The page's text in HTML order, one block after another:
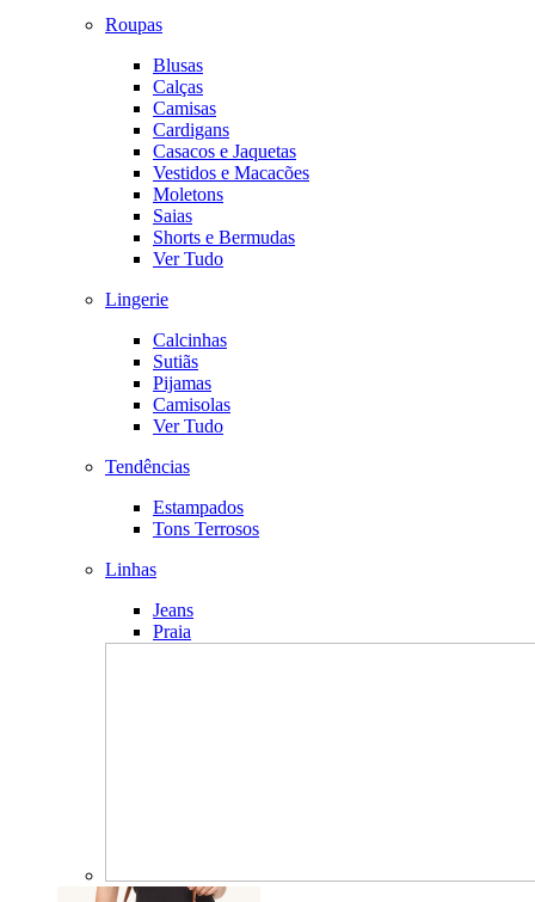
Roupas
Blusas
Calças
Camisas
Cardigans
Casacos e Jaquetas
Vestidos e Macacões
Moletons
Saias
Shorts e Bermudas
Ver Tudo
Lingerie
Calcinhas
Sutiãs
Pijamas
Camisolas
Ver Tudo
Tendências
Estampados
Tons Terrosos
Linhas
Jeans
Praia